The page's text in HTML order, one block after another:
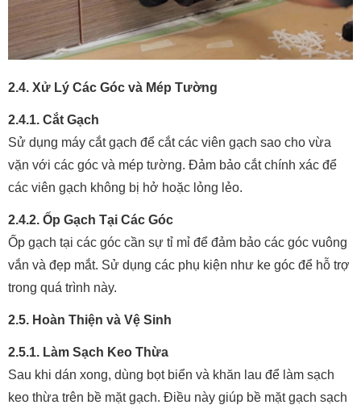
2.4. Xử Lý Các Góc và Mép Tường
2.4.1. Cắt Gạch
Sử dụng máy cắt gạch để cắt các viên gạch sao cho vừa
vặn với các góc và mép tường. Đảm bảo cắt chính xác để
các viên gạch không bị hở hoặc lỏng lẻo.
2.4.2. Ốp Gạch Tại Các Góc
Ốp gạch tại các góc cần sự tỉ mỉ để đảm bảo các góc vuông
vắn và đẹp mắt. Sử dụng các phụ kiện như ke góc để hỗ trợ
trong quá trình này.
2.5. Hoàn Thiện và Vệ Sinh
2.5.1. Làm Sạch Keo Thừa
Sau khi dán xong, dùng bọt biển và khăn lau để làm sạch
keo thừa trên bề mặt gạch. Điều này giúp bề mặt gạch sạch